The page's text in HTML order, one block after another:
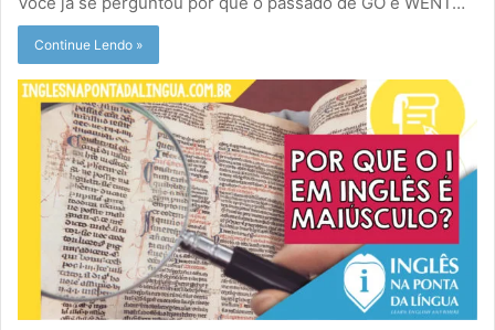
Continue Lendo »